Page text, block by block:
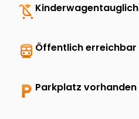
child_friendly Kinderwagentauglich
directions_transit Öffentlich erreichbar
local_parking Parkplatz vorhanden